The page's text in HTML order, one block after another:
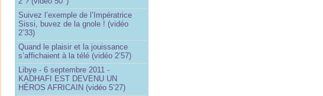
Suivez l’exemple de l’Impératrice
Sissi, buvez de la gnole ! (vidéo
2’33)
Quand le plaisir et la jouissance
s’affichaient à la télé (vidéo 2’57)
Libye - 6 septembre 2011 -
KADHAFI EST DEVENU UN
HÉROS AFRICAIN (vidéo 5’27)